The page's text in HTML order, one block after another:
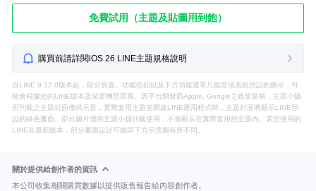
免費試用（主題及貼圖用到飽）
購買前請詳閱iOS 26 LINE主題規格說明
自LINE 9.12.0版本起，部分頁面、功能按鈕以及下方功能選單只能呈現系統預設的圖示，可
能會根據您的LINE版本及裝置機型而異。因平台開發商Apple, Google之政策規格，主題小舖
所刊載之主題封面僅供示意，實際套用主題並開啟LINE應用程式時，主題封面將顯示LINE預
設的綠色畫面。部分圖片僅供主題小舖刊載使用，不會顯示在實際套用的主題內。若您使用的
LINE非最新版本，部分畫面設計可能與下方示意圖有所不同。
關於提供給創作者的資訊
本公司收集相關購買數據以提供販售報告給內容創作者。